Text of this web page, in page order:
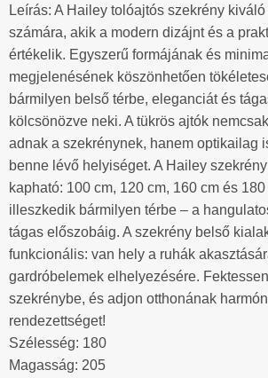
Leírás: A Hailey tolóajtós szekrény
számára, akik a modern dizájnt és a
értékelik. Egyszerű formájának és
megjelenésének köszönhetően
bármilyen belső térbe, eleganciát és
kölcsönözve neki. A tükrös ajtók
adnak a szekrénynek, hanem optikailag
benne lévő helyiséget. A Hailey
kapható: 100 cm, 120 cm, 160 cm és
illeszkedik bármilyen térbe – a
tágas előszobáig. A szekrény belső
funkcionális: van hely a ruhák
gardróbelemek elhelyezésére.
szekrénybe, és adjon otthonának
rendezettséget!
Szélesség: 180
Magasság: 205